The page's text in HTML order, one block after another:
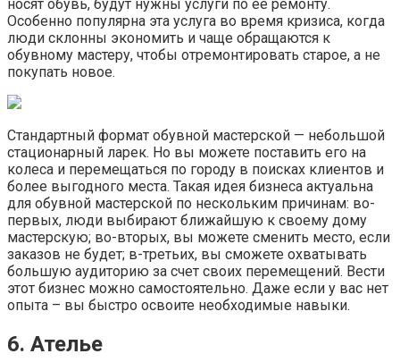
носят обувь, будут нужны услуги по её ремонту.
Особенно популярна эта услуга во время кризиса, когда
люди склонны экономить и чаще обращаются к
обувному мастеру, чтобы отремонтировать старое, а не
покупать новое.
Стандартный формат обувной мастерской — небольшой
стационарный ларек. Но вы можете поставить его на
колеса и перемещаться по городу в поисках клиентов и
более выгодного места. Такая идея бизнеса актуальна
для обувной мастерской по нескольким причинам: во-
первых, люди выбирают ближайшую к своему дому
мастерскую; во-вторых, вы можете сменить место, если
заказов не будет; в-третьих, вы сможете охватывать
большую аудиторию за счет своих перемещений. Вести
этот бизнес можно самостоятельно. Даже если у вас нет
опыта – вы быстро освоите необходимые навыки.
6. Ателье